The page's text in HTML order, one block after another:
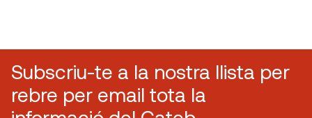
Subscriu-te a la nostra llista per
rebre per email tota la